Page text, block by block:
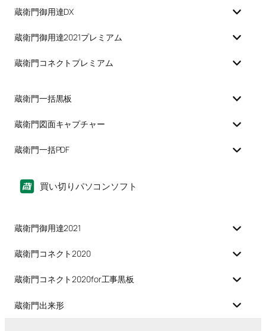
蔵衛門御用達DX
蔵衛門御用達2021プレミアム
蔵衛門コネクトプレミアム
蔵衛門一括黒板
蔵衛門図面キャプチャー
蔵衛門一括PDF
買い切りパソコンソフト
蔵衛門御用達2021
蔵衛門コネクト2020
蔵衛門コネクト2020for工事黒板
蔵衛門出来形